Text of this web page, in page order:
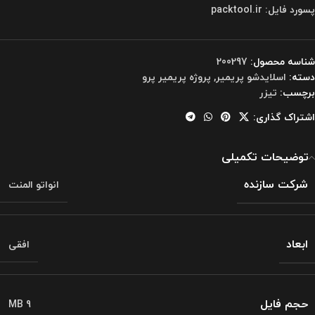
پسورد فایل: packtool.ir
شناسه محصول: 200297
دسته: اسلایدشو پریمیر, پروژه پریمیر پرو
برچسب: تیزر
اشتراک گذاری:
توضیحات تکمیلی
شرکت سازنده
انواتو المنت
ابعاد افقی
حجم فایل MB 9